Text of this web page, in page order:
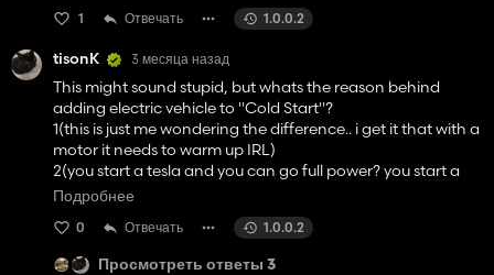
1 Отвечать 1.0.0.2
tisonK 3 месяца назад
This might sound stupid, but whats the reason behind
adding electric vehicle to "Cold Start"?
1(this is just me wondering the difference.. i get it that with a
motor it needs to warm up IRL)
2(you start a tesla and you can go full power? you start a
good big vroom vroom on diesel and it canot go FP)
Again just wondering... hoping someone can learn me
something
Подробнее
0 Отвечать 1.0.0.2
Просмотреть ответы 3